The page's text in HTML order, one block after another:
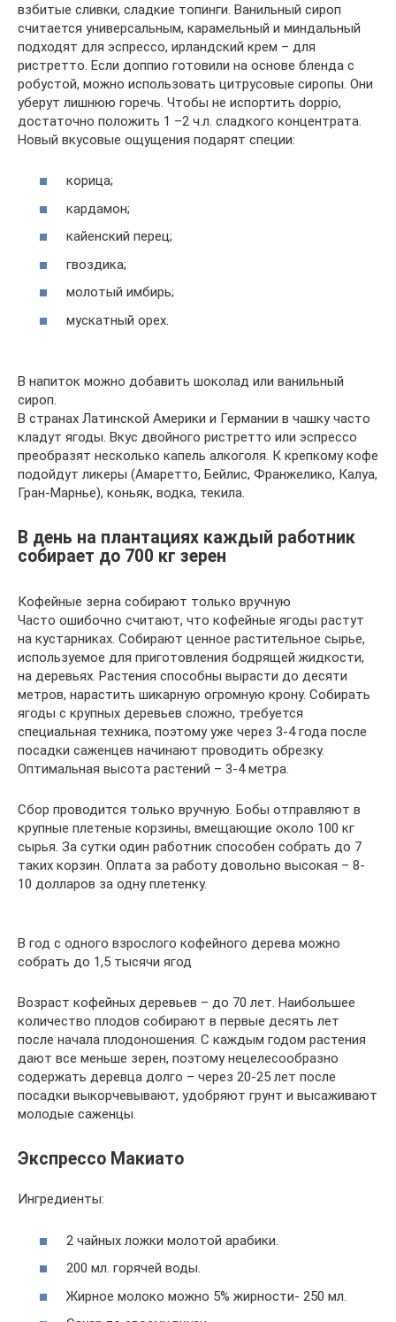
взбитые сливки, сладкие топинги. Ванильный сироп
считается универсальным, карамельный и миндальный
подходят для эспрессо, ирландский крем – для
ристретто. Если доппио готовили на основе бленда с
робустой, можно использовать цитрусовые сиропы. Они
уберут лишнюю горечь. Чтобы не испортить doppio,
достаточно положить 1 –2 ч.л. сладкого концентрата.
Новый вкусовые ощущения подарят специи:
корица;
кардамон;
кайенский перец;
гвоздика;
молотый имбирь;
мускатный орех.
В напиток можно добавить шоколад или ванильный
сироп.
В странах Латинской Америки и Германии в чашку часто
кладут ягоды. Вкус двойного ристретто или эспрессо
преобразят несколько капель алкоголя. К крепкому кофе
подойдут ликеры (Амаретто, Бейлис, Франжелико, Калуа,
Гран-Марнье), коньяк, водка, текила.
В день на плантациях каждый работник
собирает до 700 кг зерен
Кофейные зерна собирают только вручную
Часто ошибочно считают, что кофейные ягоды растут
на кустарниках. Собирают ценное растительное сырье,
используемое для приготовления бодрящей жидкости,
на деревьях. Растения способны вырасти до десяти
метров, нарастить шикарную огромную крону. Собирать
ягоды с крупных деревьев сложно, требуется
специальная техника, поэтому уже через 3-4 года после
посадки саженцев начинают проводить обрезку.
Оптимальная высота растений – 3-4 метра.
Сбор проводится только вручную. Бобы отправляют в
крупные плетеные корзины, вмещающие около 100 кг
сырья. За сутки один работник способен собрать до 7
таких корзин. Оплата за работу довольно высокая – 8-
10 долларов за одну плетенку.
В год с одного взрослого кофейного дерева можно
собрать до 1,5 тысячи ягод
Возраст кофейных деревьев – до 70 лет. Наибольшее
количество плодов собирают в первые десять лет
после начала плодоношения. С каждым годом растения
дают все меньше зерен, поэтому нецелесообразно
содержать деревца долго – через 20-25 лет после
посадки выкорчевывают, удобряют грунт и высаживают
молодые саженцы.
Экспрессо Макиато
Ингредиенты:
2 чайных ложки молотой арабики.
200 мл. горячей воды.
Жирное молоко можно 5% жирности- 250 мл.